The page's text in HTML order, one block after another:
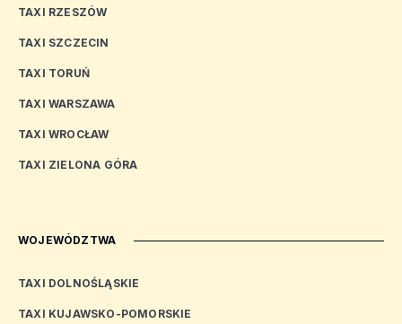
TAXI RZESZÓW
TAXI SZCZECIN
TAXI TORUŃ
TAXI WARSZAWA
TAXI WROCŁAW
TAXI ZIELONA GÓRA
WOJEWÓDZTWA
TAXI DOLNOŚLĄSKIE
TAXI KUJAWSKO-POMORSKIE